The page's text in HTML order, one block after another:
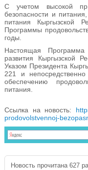
С учетом высокой
безопасности и
питания Кыргызской
Программы
годы.
Настоящая Программа
развития Кыргызской
Указом Президента
221 и
обеспечению
питания.
Ссылка на новость:
prodovolstvennoj-
Новость прочитана 627